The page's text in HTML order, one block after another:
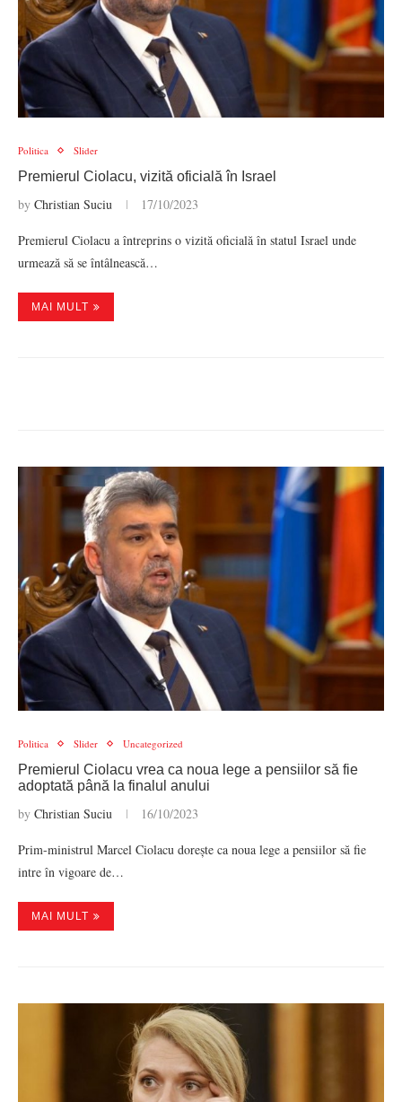
Politica Slider
Premierul Ciolacu, vizită oficială în Israel
by Christian Suciu 17/10/2023
Premierul Ciolacu a întreprins o vizită oficială în statul Israel unde
urmează să se întâlnească…
MAI MULT
Politica Slider Uncategorized
Premierul Ciolacu vrea ca noua lege a pensiilor să fie
adoptată până la finalul anului
by Christian Suciu 16/10/2023
Prim-ministrul Marcel Ciolacu dorește ca noua lege a pensiilor să fie
intre în vigoare de…
MAI MULT